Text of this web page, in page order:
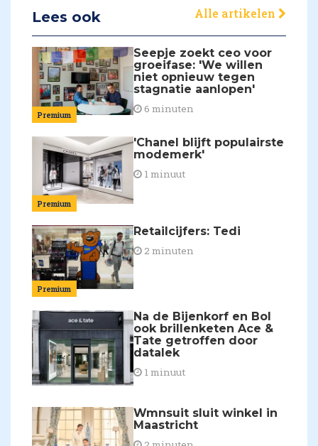
Lees ook Alle artikelen
Premium
Seepje zoekt ceo voor
groeifase: 'We willen
niet opnieuw tegen
stagnatie aanlopen'
6 minuten
Premium
'Chanel blijft populairste
modemerk'
1 minuut
Premium
Retailcijfers: Tedi
2 minuten
Na de Bijenkorf en Bol
ook brillenketen Ace &
Tate getroffen door
datalek
1 minuut
Wmnsuit sluit winkel in
Maastricht